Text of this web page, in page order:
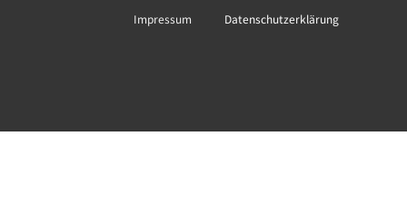
Impressum Datenschutzerklärung